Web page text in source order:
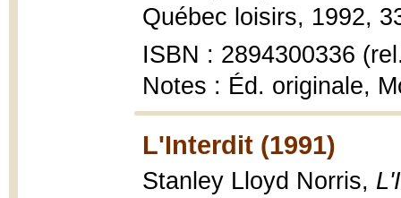
Québec loisirs, 1992,
ISBN : 2894300336
Notes : Éd. originale,
L'Interdit (1991)
Stanley Lloyd Norris,